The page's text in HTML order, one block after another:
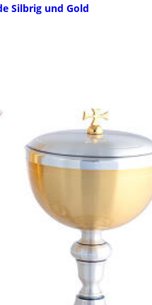
Silbrig und Gold